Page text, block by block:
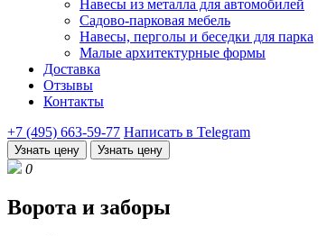
Навесы из металла для автомобилей
Садово-парковая мебель
Навесы, перголы и беседки для парка
Малые архитектурные формы
Доставка
Отзывы
Контакты
+7 (495) 663-59-77 Написать в Telegram
Узнать цену Узнать цену
0
Ворота и заборы